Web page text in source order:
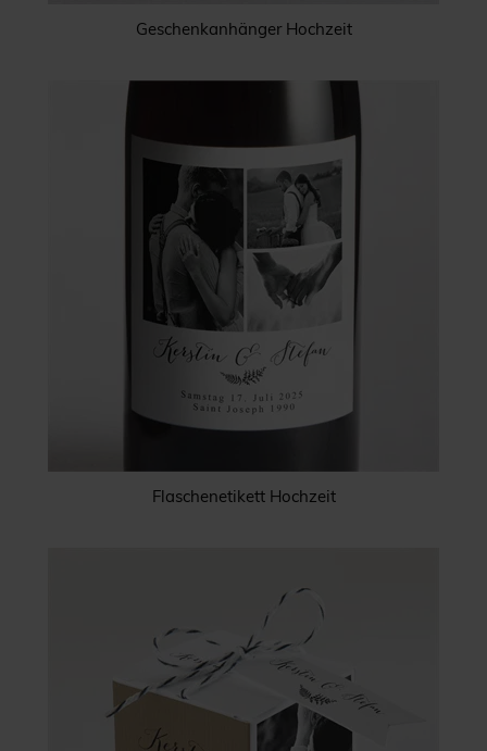
Geschenkanhänger Hochzeit
Flaschenetikett Hochzeit